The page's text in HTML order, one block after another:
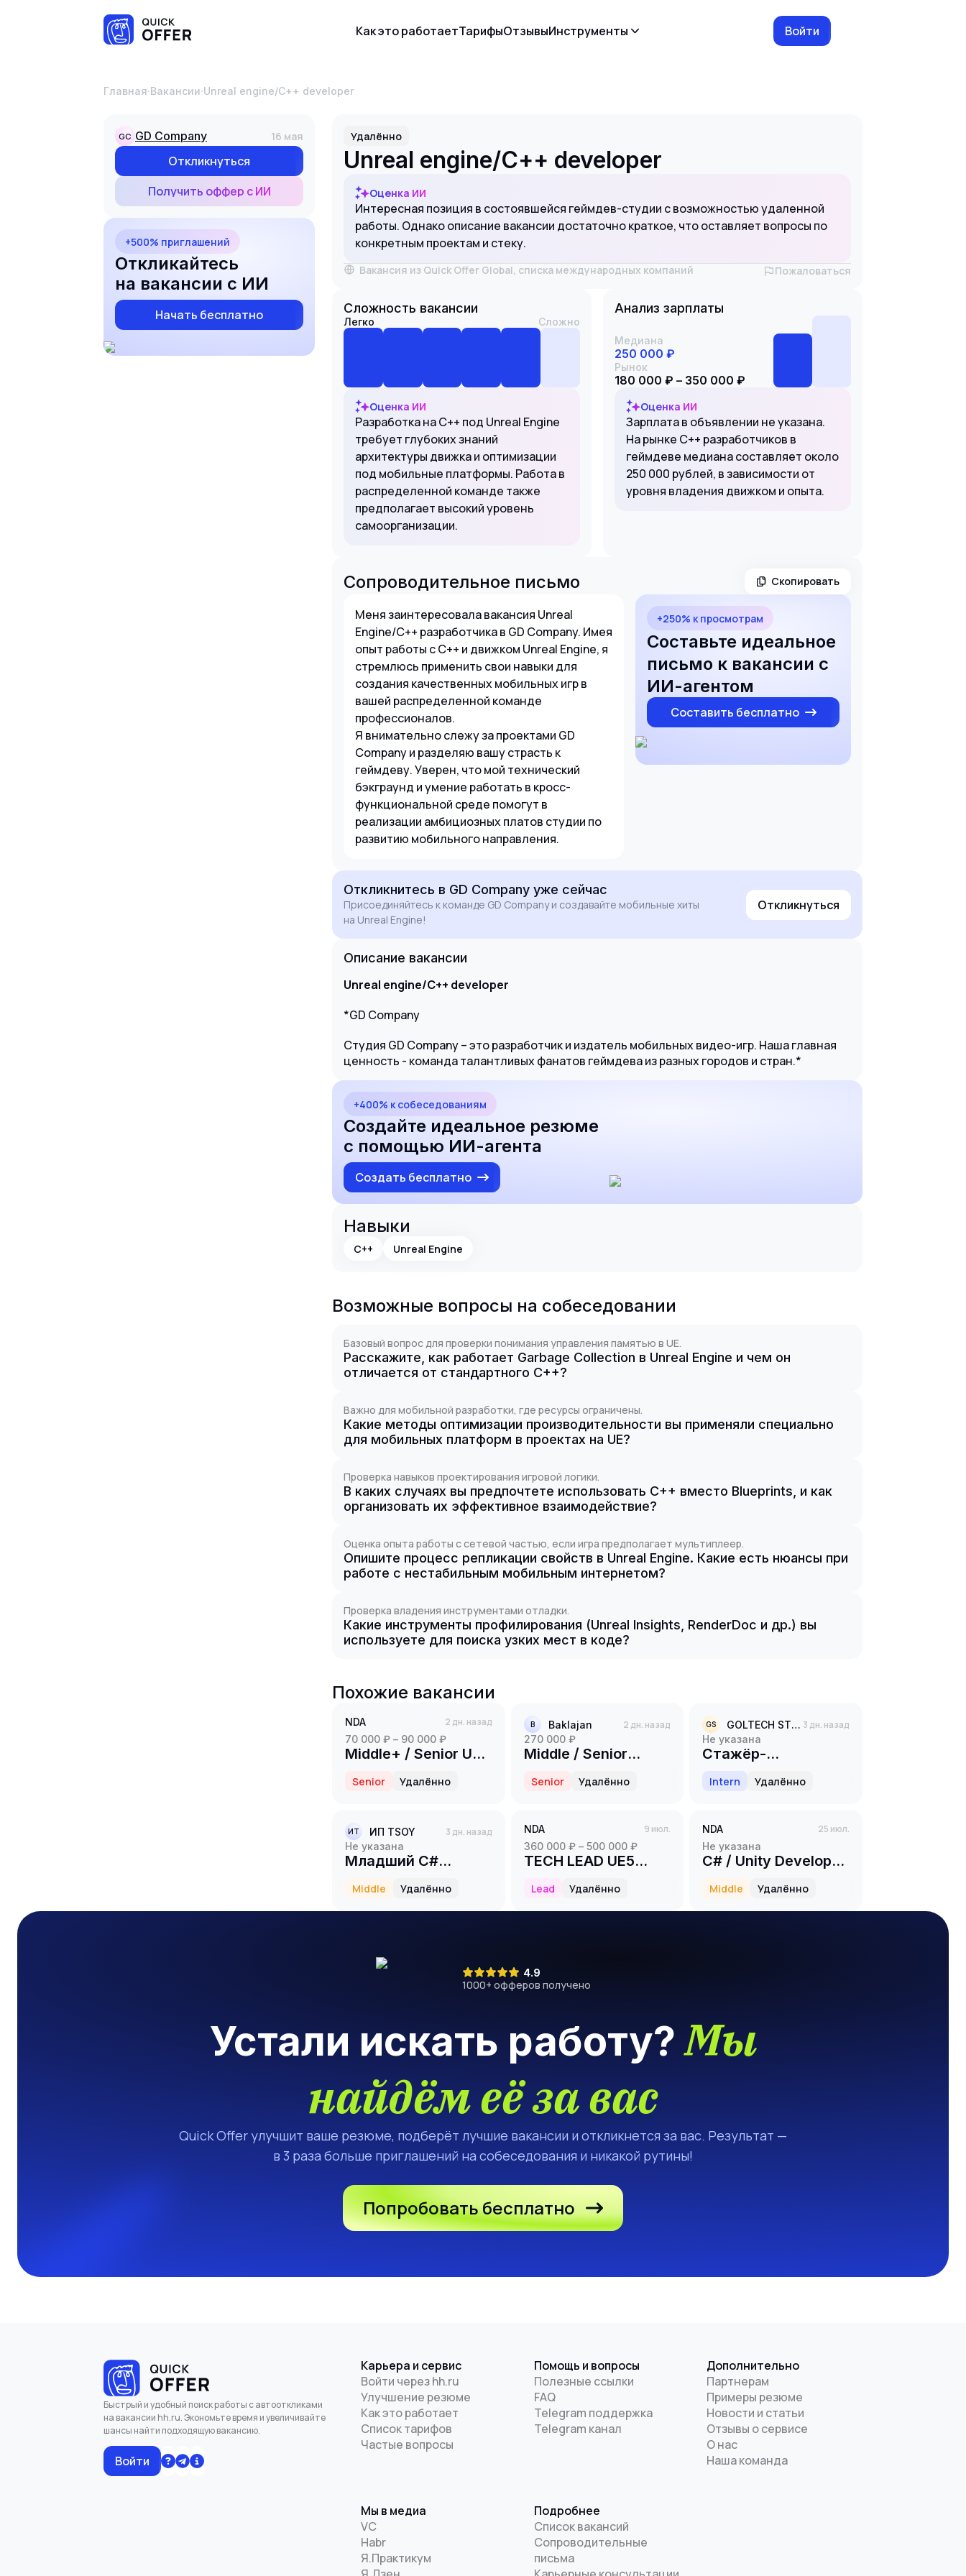
Как это работаетТарифыОтзывыИнструменты Войти
Главная·Вакансии· Unreal engine/С++ developer
GC GD Company 16 мая
Откликнуться
Получить оффер с ИИ
+500% приглашений
Откликайтесь
на вакансии с ИИ
Начать бесплатно
Удалённо
Unreal engine/С++ developer
Оценка ИИ
Интересная позиция в состоявшейся геймдев-студии с возможностью удаленной
работы. Однако описание вакансии достаточно краткое, что оставляет вопросы по
конкретным проектам и стеку.
Вакансия из Quick Offer Global, списка международных компаний Пожаловаться
Сложность вакансии
Легко Сложно
Оценка ИИ
Разработка на C++ под Unreal Engine
требует глубоких знаний
архитектуры движка и оптимизации
под мобильные платформы. Работа в
распределенной команде также
предполагает высокий уровень
самоорганизации.
Анализ зарплаты
Медиана
250 000 ₽
Рынок
180 000 ₽ – 350 000 ₽
Оценка ИИ
Зарплата в объявлении не указана.
На рынке С++ разработчиков в
геймдеве медиана составляет около
250 000 рублей, в зависимости от
уровня владения движком и опыта.
Сопроводительное письмо Скопировать
Меня заинтересовала вакансия Unreal
Engine/C++ разработчика в GD Company. Имея
опыт работы с C++ и движком Unreal Engine, я
стремлюсь применить свои навыки для
создания качественных мобильных игр в
вашей распределенной команде
профессионалов.
Я внимательно слежу за проектами GD
Company и разделяю вашу страсть к
геймдеву. Уверен, что мой технический
бэкграунд и умение работать в кросс-
функциональной среде помогут в
реализации амбициозных платов студии по
развитию мобильного направления.
+250% к просмотрам
Составьте идеальное
письмо к вакансии с
ИИ-агентом
Составить бесплатно
Откликнитесь в GD Company уже сейчас
Присоединяйтесь к команде GD Company и создавайте мобильные хиты
на Unreal Engine!
Откликнуться
Описание вакансии
Unreal engine/С++ developer
*GD Company
Студия GD Company – это разработчик и издатель мобильных видео-игр. Наша главная
ценность - команда талантливых фанатов геймдева из разных городов и стран.*
+400% к собеседованиям
Создайте идеальное резюме
с помощью ИИ-агента
Создать бесплатно
Навыки
C++ Unreal Engine
Возможные вопросы на собеседовании
Базовый вопрос для проверки понимания управления памятью в UE.
Расскажите, как работает Garbage Collection в Unreal Engine и чем он
отличается от стандартного C++?
Важно для мобильной разработки, где ресурсы ограничены.
Какие методы оптимизации производительности вы применяли специально
для мобильных платформ в проектах на UE?
Проверка навыков проектирования игровой логики.
В каких случаях вы предпочтете использовать C++ вместо Blueprints, и как
организовать их эффективное взаимодействие?
Оценка опыта работы с сетевой частью, если игра предполагает мультиплеер.
Опишите процесс репликации свойств в Unreal Engine. Какие есть нюансы при
работе с нестабильным мобильным интернетом?
Проверка владения инструментами отладки.
Какие инструменты профилирования (Unreal Insights, RenderDoc и др.) вы
используете для поиска узких мест в коде?
Похожие вакансии
NDA
2 дн. назад
70 000 ₽ – 90 000 ₽
Middle+ / Senior UE5
Platformer)
Senior Удалённо
B Baklajan
2 дн. назад
270 000 ₽
Middle / Senior
Scripter (Luau)
Senior Удалённо
GS GOLTECH STUDIO 3 дн. назад
Не указана
Стажёр-
Unity
Intern Удалённо
ИT ИП TSOY
3 дн. назад
Не указана
Младший C#
(Middle)
Middle Удалённо
NDA
9 июл.
360 000 ₽ – 500 000 ₽
TECH LEAD UE5
Lead Удалённо
NDA
25 июл.
Не указана
C# / Unity Developer
Middle Удалённо
4.9
1000+ офферов получено
Устали искать работу?Мы
найдём её за вас
Quick Offer улучшит ваше резюме, подберёт лучшие вакансии и откликнется за вас. Результат —
в 3 раза больше приглашений на собеседования и никакой рутины!
Попробовать бесплатно
Быстрый и удобный поиск работы с автооткликами
на вакансии hh.ru. Экономьте время и увеличивайте
шансы найти подходящую вакансию.
Войти
Карьера и сервис
Войти через hh.ru
Улучшение резюме
Как это работает
Список тарифов
Частые вопросы
Помощь и вопросы
Полезные ссылки
FAQ
Telegram поддержка
Telegram канал
Дополнительно
Партнерам
Примеры резюме
Новости и статьи
Отзывы о сервисе
О нас
Наша команда
Мы в медиа
VC
Habr
Я.Практикум
Подробнее
Список вакансий
Сопроводительные
письма